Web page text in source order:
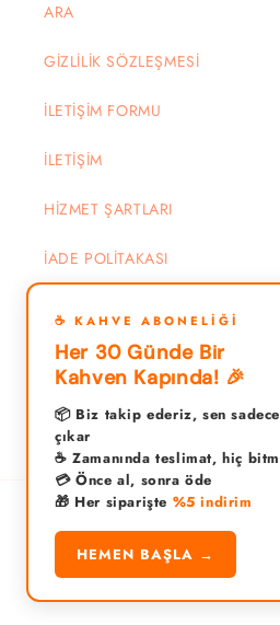
☕ KAHVE ABONELIĞI
Her 30 Günde Bir
Kahven Kapında! 🎉
📦 Biz takip ederiz, sen
çıkar
☕ Zamanında teslimat, hiç
💳 Önce al, sonra öde
🎁 Her siparişte %5 indirim
HEMEN BAŞLA →
ARA
GİZLİLİK SÖZLEŞMESİ
İLETİŞİM FORMU
İLETİŞİM
HİZMET ŞARTLARI
İADE POLİTAKASI
DUYURU VE
YAZIN
E-posta
Shopify
Gizlilik politikası
İletişim bilgileri
Kargo